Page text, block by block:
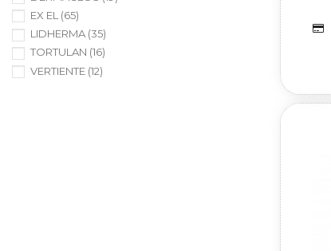
EX EL (65)
LIDHERMA (35)
TORTULAN (16)
VERTIENTE (12)